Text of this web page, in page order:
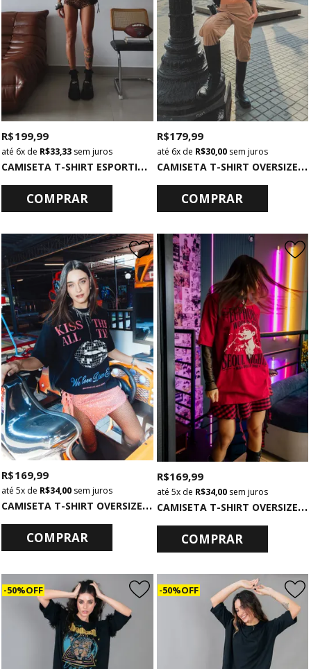
C
AMISETA T-SHIRT ESPORTIVA BRASIL DECOTE V
R$ 199,99
6x de R$ 33,33 sem juros
COMPRAR
C
AMISETA T-SHIRT OVERSIZED CINZA ROCK N GUNS
R$ 179,99
6xde R$ 30,00sem juros
COMPRAR
C
AMISETA T-SHIRT OVERSIZED PRETA KISS AL THE TIME
R$ 169,99
5x de R$ 34,00 sem juros
COMPRAR
C
AMISETA T-SHIRT OVERSIZED VERMELHA EUPHORIA
R$ 169,99
5xde R$ 34,00sem juros
COMPRAR
50% OFF 50% OFF